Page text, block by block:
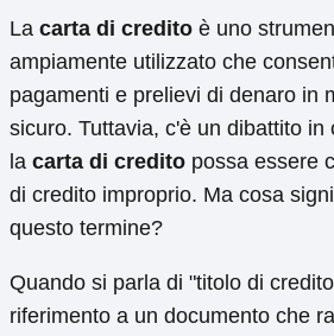
La carta di credito è uno
ampiamente utilizzato che
pagamenti e prelievi di denaro in
sicuro. Tuttavia, c'è un dibattito in
la carta di credito possa essere
di credito improprio. Ma cosa
questo termine?
Quando si parla di "titolo di
riferimento a un documento che